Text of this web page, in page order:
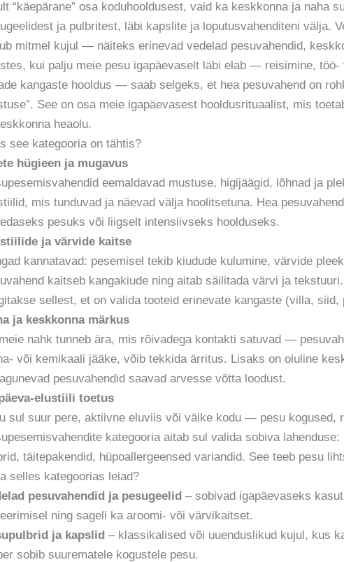
“käepärane” osa koduhooldusest, vaid ka keskkonna ja naha
ja pulbritest, läbi kapslite ja loputusvahenditeni välja.
mitmel kujul — näiteks erinevad vedelad pesuvahendid,
kui palju meie pesu igapäevaselt läbi elab — reisimine,
kangaste hooldus — saab selgeks, et hea pesuvahend on
See on osa meie igapäevasest hooldusrituaalist, mis
heaolu.
see kategooria on tähtis?
hügieen ja mugavus
eemaldavad mustuse, higijäägid, lõhnad ja
mis tunduvad ja näevad välja hoolitsetuna. Hea
pesuks või liigselt intensiivseks hoolduseks.
ja värvide kaitse
kannatavad: pesemisel tekib kiudude kulumine, värvide
kaitseb kangakiude ning aitab säilitada värvi ja
sellest, et on valida tooteid erinevate kangaste (villa,
ja keskkonna märkus
nahk tunneb ära, mis rõivadega kontakti satuvad —
või kemikaali jääke, võib tekkida ärritus. Lisaks on oluline
pesuvahendid saavad arvesse võtta loodust.
elustiili toetus
sul suur pere, aktiivne eluviis või väike kodu — pesu kogused,
kategooria aitab sul valida sobiva
täitepakendid, hüpoallergeensed variandid. See teeb pesu
selles kategoorias leiad?
pesuvahendid ja pesugeelid – sobivad igapäevaseks
ning sageli ka aroomi- või värvikaitset.
ja kapslid – klassikalised või uuenduslikud kujul, kus
sobib suurematele kogustele pesu.